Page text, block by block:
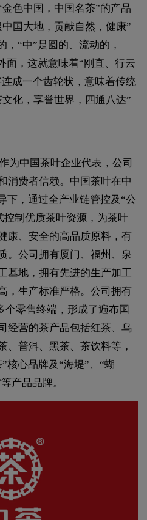
色中国，中国名茶”的产品
国大地，贡献自然，健康”
，“中”是圆的、流动的，
面，这就意味着“刚直、行云
成一个齿轮状，意味着传统
化，享誉世界，四通八达”
为中国茶叶企业代表，公司
消费者信赖。中国茶叶在中
下，通过全产业链管控及“公
制优质茶叶资源，为茶叶
康、安全的高品质原料，有
。公司拥有厦门、福州、泉
基地，拥有先进的生产加工
，生产标准严格。公司拥有
个零售终端，形成了遍布国
经营的茶产品包括红茶、乌
、普洱、黑茶、茶饮料等，
核心品牌及“海堤”、“蝴
产品品牌。